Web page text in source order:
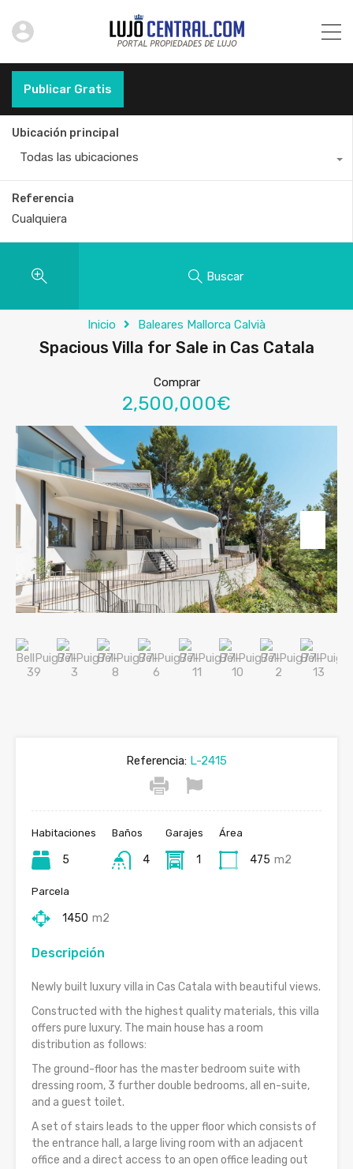
Publicar Gratis
Ubicación principal
Todas las ubicaciones
Referencia
Buscar
Inicio Baleares Mallorca Calvià
Spacious Villa for Sale in Cas Catala
Comprar
2,500,000€
Referencia: L-2415
Habitaciones
5
Baños
4
Garajes
1
Área
475 m2
Parcela
1450 m2
Descripción
Newly built luxury villa in Cas Catala with beautiful views.
Constructed with the highest quality materials, this villa
offers pure luxury. The main house has a room
distribution as follows:
The ground-floor has the master bedroom suite with
dressing room, 3 further double bedrooms, all en-suite,
and a guest toilet.
A set of stairs leads to the upper floor which consists of
the entrance hall, a large living room with an adjacent
office and a direct access to an open office leading out